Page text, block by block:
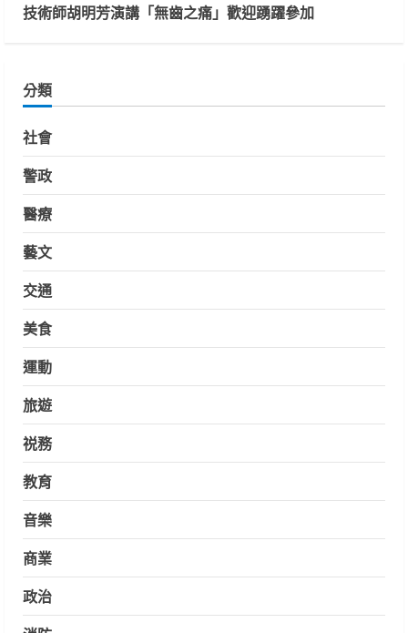
技術師胡明芳演講「無齒之痛」歡迎踴躍參加
分類
社會
警政
醫療
藝文
交通
美食
運動
旅遊
祱務
教育
音樂
商業
政治